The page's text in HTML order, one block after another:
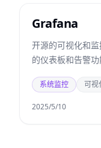
Grafana
开源的可视化和
的仪表板和告警
系统监控 可视
2025/5/10